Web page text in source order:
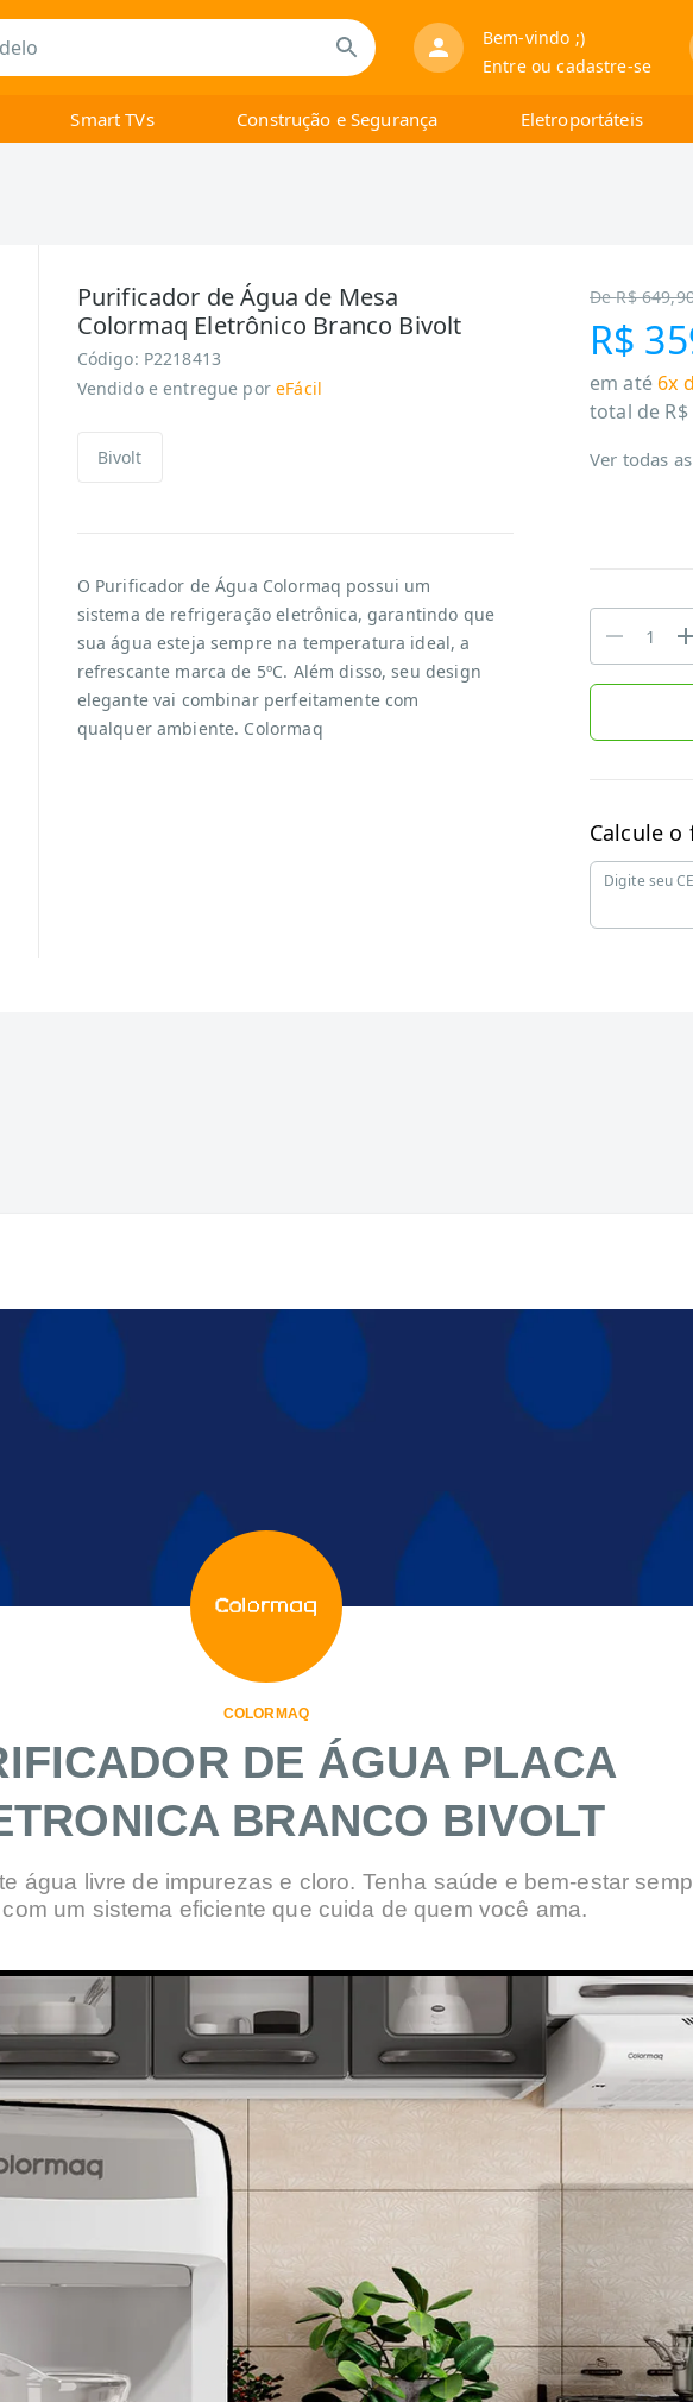
Bem-vindo ;)
Entre ou cadastre-se
Smart TVs Construção e Segurança Eletroportáteis
Purificador de Água de Mesa
Colormaq Eletrônico Branco Bivolt
Código: P2218413
Vendido e entregue por eFácil
Bivolt
O Purificador de Água Colormaq possui um
sistema de refrigeração eletrônica, garantindo que
sua água esteja sempre na temperatura ideal, a
refrescante marca de 5ºC. Além disso, seu design
elegante vai combinar perfeitamente com
qualquer ambiente. Colormaq
DeR$
R$
em até 6x
total de
Ver todas
Calcule o
Digite seu
COLORMAQ
DE ÁGUA PLACA
BRANCO BIVOLT
água livre de impurezas e cloro. Tenha saúde e bem-estar
um sistema eficiente que cuida de quem você ama.